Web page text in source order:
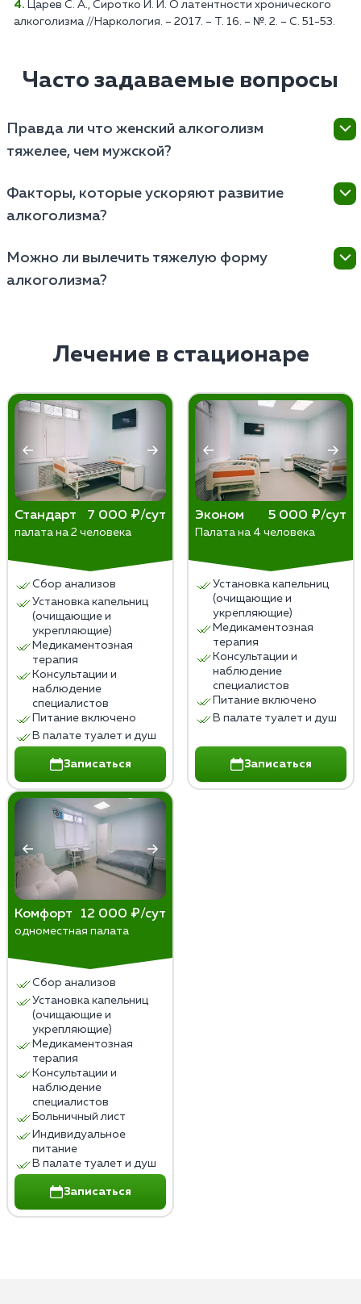
Царев С. А., Сиротко И. И. О латентности хронического
алкоголизма //Наркология. – 2017. – Т. 16. – №. 2. – С. 51-53.
Часто задаваемые вопросы
Правда ли что женский алкоголизм
тяжелее, чем мужской?
так как женский организм обычно более
чувствителен к алкоголю из-за различий в
быстрому развитию физической и психологической
зависимости.
Факторы, которые ускоряют развитие
алкоголизма?
предрасположенность, ранний возраст начала
употребления алкоголя, наличие психологических
Можно ли вылечить тяжелую форму
алкоголизма?
терапию, медикаментозное лечение для снижения
алкогольной зависимости и симптомов отмены,
изменение образа жизни. Раннее обращение
специалистов увеличивает шансы на успешное
выздоровление.
Лечение в стационаре
Стандарт 7 000 ₽/сут
палата на 2 человека
Сбор анализов
Установка капельниц
(очищающие и
укрепляющие)
Медикаментозная
терапия
Консультации и
наблюдение
специалистов
Питание включено
В палате туалет и душ
Записаться
Эконом 5 000 ₽/сут
Палата на 4 человека
Установка капельниц
(очищающие и
укрепляющие)
Медикаментозная
терапия
Консультации и
наблюдение
специалистов
Питание включено
В палате туалет и душ
Записаться
Комфорт 12 000 ₽/сут
одноместная палата
Сбор анализов
Установка капельниц
(очищающие и
укрепляющие)
Медикаментозная
терапия
Консультации и
наблюдение
специалистов
Больничный лист
Индивидуальное
питание
В палате туалет и душ
Записаться